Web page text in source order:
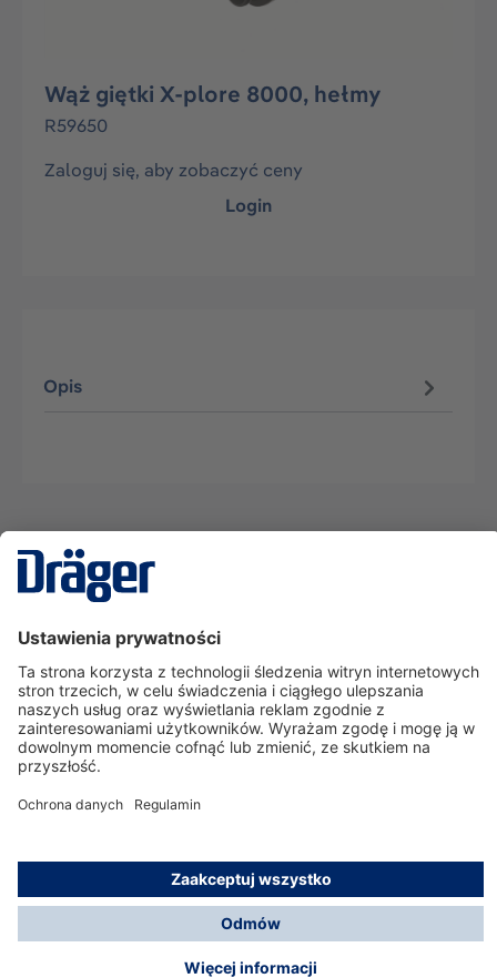
Wąż giętki X-plore 8000, hełmy
R59650
Zaloguj się, aby zobaczyć ceny
Login
Opis
Serwisowa linia hotline
O nas
Korzystanie ze sklepu
© Dräger Polska Sp. z o.o., 2025
*Wszystkie ceny bez VAT, na warunkach opisanych w